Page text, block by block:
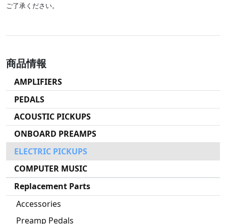
ご了承ください。
商品情報
AMPLIFIERS
PEDALS
ACOUSTIC PICKUPS
ONBOARD PREAMPS
ELECTRIC PICKUPS
COMPUTER MUSIC
Replacement Parts
Accessories
Preamp Pedals